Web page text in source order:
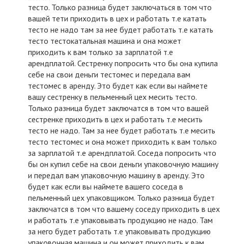
тесто. Только разница будет заключаться в том что
вашей тети приходить в цех и работать т.е катать
тесто не надо там за нее будет работать т.е катать
тесто тестокатальная машина и она может
приходить к вам только за зарплатой т.е
арендплатой. Сестренку попросить что бы она купила
себе на свои деньги тестомес и передала вам
тестомес в аренду. Это будет как если вы наймете
вашу сестренку в пельменный цех месить тесто.
Только разница будет заключатся в том что вашей
сестренке приходить в цех и работать т.е месить
тесто не надо. Там за нее будет работать т.е месить
тесто тестомес и она может приходить к вам только
за зарплатой т.е арендплатой. Соседа попросить что
бы он купил себе на свои деньги упаковочную машину
и передал вам упаковочную машину в аренду. Это
будет как если вы наймете вашего соседа в
пельменный цех упаковщиком. Только разница будет
заключатся в том что вашему соседу приходить в цех
и работать т.е упаковывать продукцию не надо. Там
за него будет работать т.е упаковывать продукцию